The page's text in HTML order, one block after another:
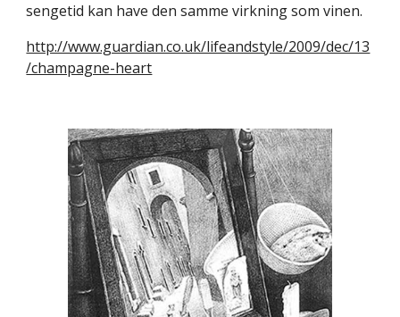
sengetid kan have den samme virkning som vinen.
http://www.guardian.co.uk/lifeandstyle/2009/dec/13
/champagne-heart